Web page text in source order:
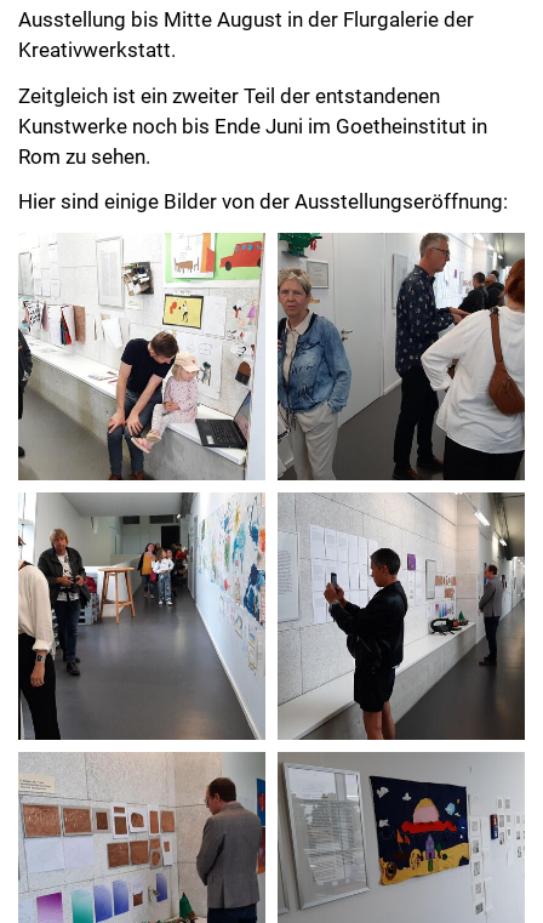
Ausstellung bis Mitte August in der Flurgalerie der
Kreativwerkstatt.
Zeitgleich ist ein zweiter Teil der entstandenen
Kunstwerke noch bis Ende Juni im Goetheinstitut in
Rom zu sehen.
Hier sind einige Bilder von der Ausstellungseröffnung: